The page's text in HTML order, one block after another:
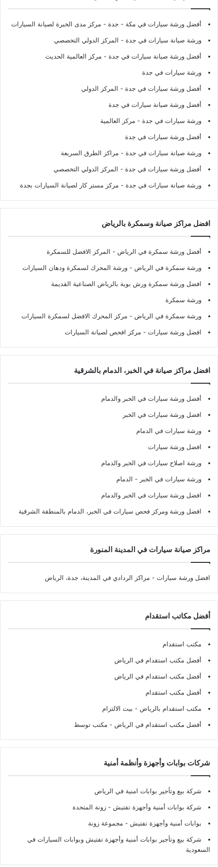
أفضل ورشة سيارات في مكة - جدة - مركز مدى الخبرة لصيانة السيارات
ورشة صيانة سيارات في جدة - المركز الدولي التخصصي
أفضل ورشة صيانة سيارات في جدة - مركز العالمية الحديث
ورشة سيارات في جدة
أفضل ورشة سيارات في جدة - المركز الدولي
أفضل ورشة صيانة سيارات في جدة
ورشة سيارات في جدة - مركز العالمية
أفضل ورشة سيارات في جدة
ورشة صيانة سيارات في جدة - مراكز الطرق السريعة
أفضل ورشة سيارات في جدة - المركز الدولي التخصصي
ورشة صيانة سيارات في جدة - مركز مستر كار لصيانة السيارات بجدة
افضل مراكز صيانة وسمكرة بالرياض
أفضل ورشة سمكرة في الرياض - المركز الافضل للسمكرة
ورشة سمكرة في الرياض - ورشة المحرك لسمكرة ودهان السيارات
افضل ورشة سمكرة ورش بوية بالرياض الصناعية القديمة
ورشة سمكرة
ورشة سمكرة في الرياض - مركز المحرك الافضل لسمكرة السيارات
افضل ورشة سيارات - مركز افحص لصيانة السيارات
افضل مراكز صيانة في الخبر، الدمام بالشرقية
أفضل ورشة سيارات في الخبر والدمام
افضل ورشة سيارات في الخبر
ورشة سيارات في الدمام
افضل ورشة سيارات
ورشة اصلاح سيارات في الخبر والدمام
ورشة سيارات في الخبر - الدمام
افضل ورشة سيارات في الخبر والدمام
افضل ورشة ومركز فحص سيارات في الخبر، الدمام بالمنطقة الشرقية
مراكز صيانة سيارات في المدينة المنورة
افضل ورشة سيارات - مراكز الردادي في المدينة، جدة، الرياض
أفضل مكاتب استقدام
مكتب استقدام
أفضل مكتب استقدام في الرياض
أفضل مكتب استقدام في الرياض
أفضل مكتب استقدام
مكتب استقدام بالرياض - بيت الالتزام
أفضل مكتب استقدام في الرياض - مكتب توسط
شركات بوابات وأجهزة وأنظمة أمنية
شركة بيع وتأجير بوابات امنية في الرياض
شركة بوابات أمنية وأجهزة تفتيش - زونة المتحدة
بوابات أمنية وأجهزة تفتيش - مجموعة زونة
شركة بيع وتأجير بوابات أمنية وأجهزة تفتيش وبوابات السيارات في
السعودية